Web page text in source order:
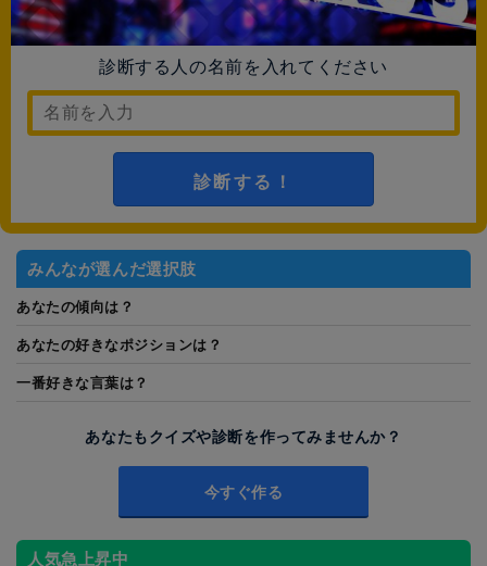
診断する人の名前を入れてください
診断する！
みんなが選んだ選択肢
あなたの傾向は？
あなたの好きなポジションは？
一番好きな言葉は？
あなたもクイズや診断を作ってみませんか？
今すぐ作る
人気急上昇中